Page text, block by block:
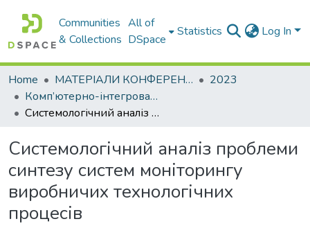
Communities
& Collections
All of
DSpace
Statistics Log In
Home МАТЕРІАЛИ КОНФЕРЕНЦІЙ
2023
Комп’ютерно-інтегровані технології автоматизації технологічних процесів на транспорті та у виробництві
Системологічний аналіз проблеми синтезу систем моніторингу виробничих технологічних процесів
Системологічний аналіз проблеми
синтезу систем моніторингу
виробничих технологічних
процесів